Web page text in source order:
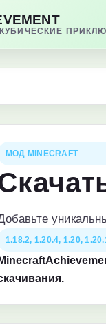
МОД MINECRAFT
1.18.2, 1.20.4, 1.20,